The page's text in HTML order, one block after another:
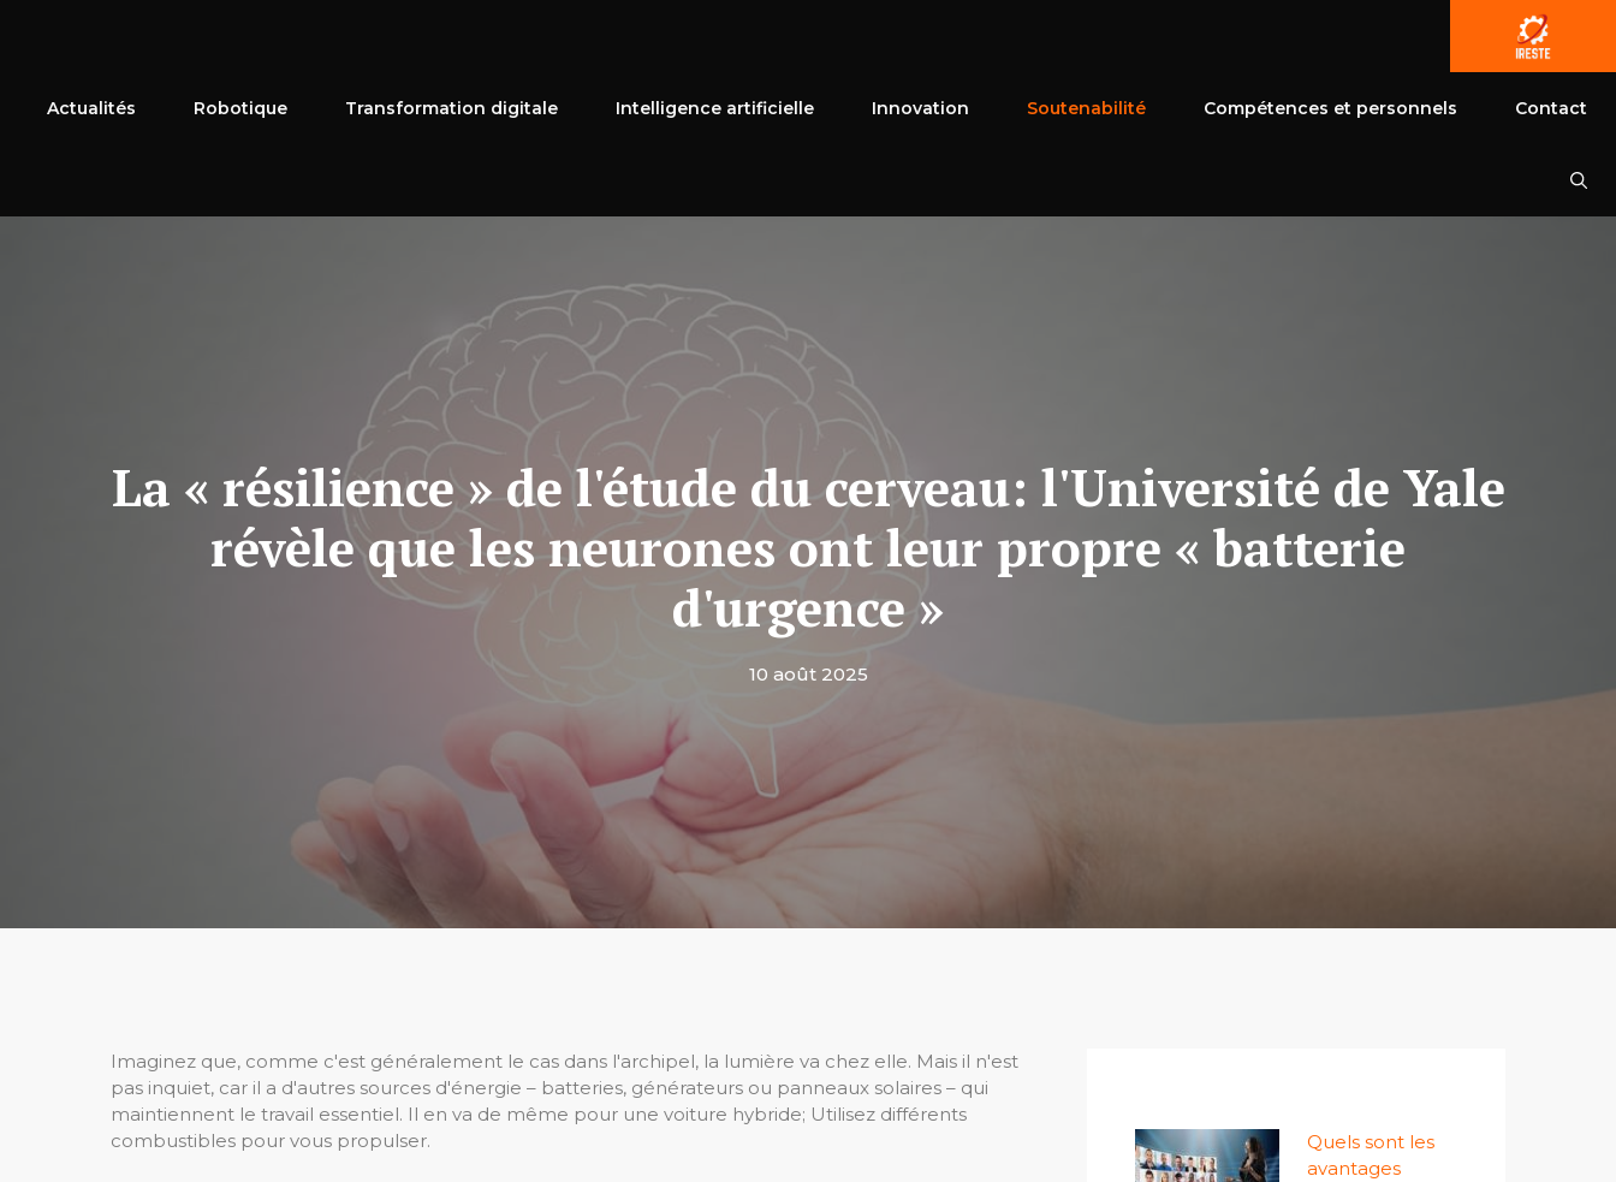
Actualités Robotique Transformation digitale Intelligence artificielle Innovation Soutenabilité Compétences et personnels Contact
La « résilience » de l'étude du cerveau: l'Université de Yale
révèle que les neurones ont leur propre « batterie
d'urgence »
10 août 2025
Imaginez que, comme c'est généralement le cas dans l'archipel, la lumière va chez elle. Mais il n'est
pas inquiet, car il a d'autres sources d'énergie – batteries, générateurs ou panneaux solaires – qui
maintiennent le travail essentiel. Il en va de même pour une voiture hybride; Utilisez différents
combustibles pour vous propulser.
Quels sont les
avantages